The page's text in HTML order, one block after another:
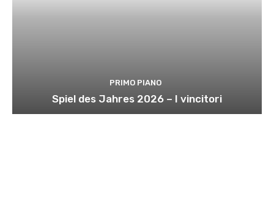
PRIMO PIANO
Spiel des Jahres 2026 – I vincitori